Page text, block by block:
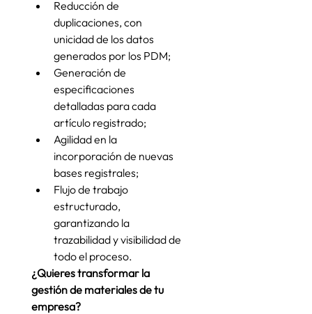
Reducción de
duplicaciones, con
unicidad de los datos
generados por los PDM;
Generación de
especificaciones
detalladas para cada
artículo registrado;
Agilidad en la
incorporación de nuevas
bases registrales;
Flujo de trabajo
estructurado,
garantizando la
trazabilidad y visibilidad de
todo el proceso.
¿Quieres transformar la
gestión de materiales de tu
empresa?